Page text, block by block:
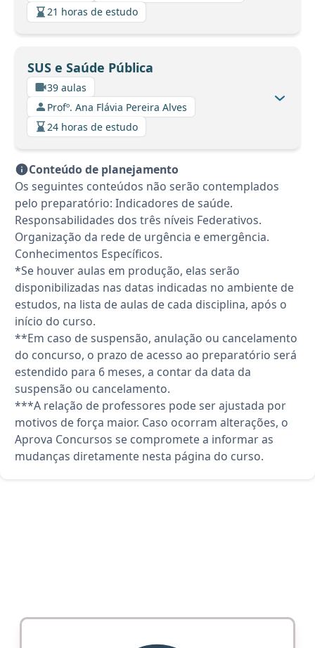
21 horas de estudo
SUS e Saúde Pública
39 aulas
Profº. Ana Flávia Pereira Alves
24 horas de estudo
Conteúdo de planejamento
Os seguintes conteúdos não serão contemplados
pelo preparatório: Indicadores de saúde.
Responsabilidades dos três níveis Federativos.
Organização da rede de urgência e emergência.
Conhecimentos Específicos.
*Se houver aulas em produção, elas serão
disponibilizadas nas datas indicadas no ambiente de
estudos, na lista de aulas de cada disciplina, após o
início do curso.
**Em caso de suspensão, anulação ou cancelamento
do concurso, o prazo de acesso ao preparatório será
estendido para 6 meses, a contar da data da
suspensão ou cancelamento.
***A relação de professores pode ser ajustada por
motivos de força maior. Caso ocorram alterações, o
Aprova Concursos se compromete a informar as
mudanças diretamente nesta página do curso.